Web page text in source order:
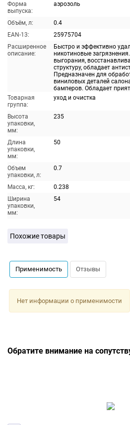
Форма
выпуска:
аэрозоль
Объём, л:
0.4
EAN-13:
25975704
Расширенное
описание:
Быстро и эффективно
никотиновые
выгорания,
структуру, обладает
Предназначен для
виниловых деталей
бамперов. Обладает
Товарная
группа:
уход и очистка
Высота
упаковки,
мм:
235
Длина
упаковки,
мм:
50
Объем
упаковки, л:
0.7
Масса, кг:
0.238
Ширина
упаковки,
мм:
54
Похожие товары
Применимость Отзывы
Нет информации о применимости
Обратите внимание на